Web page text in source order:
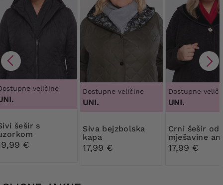
veličine
s
€
Dostupne veličine
UNI.
Siva bejzbolska
kapa
17,99 €
Dostupne
UNI.
Crni šešir od
mješavine
17,99 €